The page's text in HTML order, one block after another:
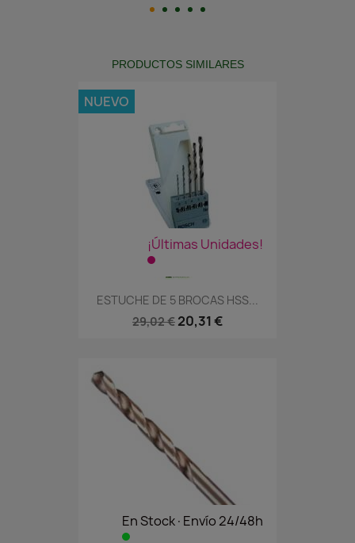
PRODUCTOS SIMILARES
¡Últimas Unidades!
ESTUCHE DE 5 BROCAS HSS...
29,02 € 20,31 €
NUEVO
En Stock·Envío 24/48h